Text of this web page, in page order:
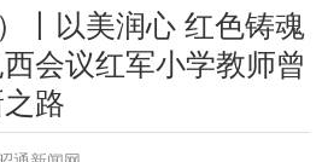
丨以美润心 红色铸魂
会议红军小学教师曾
路